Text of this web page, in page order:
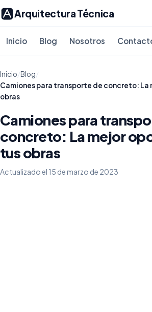
Arquitectura Técnica
Inicio Blog Nosotros
Inicio/Blog/
Camiones para transporte de concreto: La
obras
Camiones para
concreto: La mejor
tus obras
Actualizado el 15 de marzo de 2023